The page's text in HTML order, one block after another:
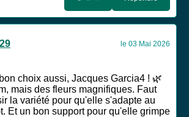
le 03 Mai 2026
choix aussi, Jacques Garcia4 ! 🌿
mais des fleurs magnifiques. Faut
la variété pour qu'elle s'adapte au
Et un bon support pour qu'elle grimpe